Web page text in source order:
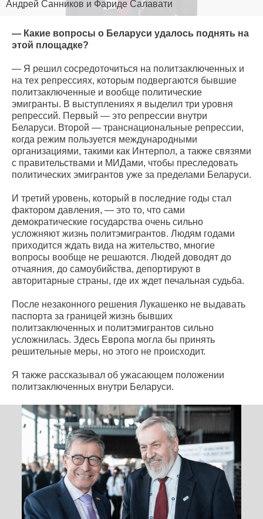
Андрей Санников и Фариде Салавати
— Какие вопросы о Беларуси удалось поднять на
этой площадке?
— Я решил сосредоточиться на политзаключенных и
на тех репрессиях, которым подвергаются бывшие
политзаключенные и вообще политические
эмигранты. В выступлениях я выделил три уровня
репрессий. Первый — это репрессии внутри
Беларуси. Второй — транснациональные репрессии,
когда режим пользуется международными
организациями, такими как Интерпол, а также связями
с правительствами и МИДами, чтобы преследовать
политических эмигрантов уже за пределами Беларуси.
И третий уровень, который в последние годы стал
фактором давления, — это то, что сами
демократические государства очень сильно
усложняют жизнь политэмигрантов. Людям годами
приходится ждать вида на жительство, многие
вопросы вообще не решаются. Людей доводят до
отчаяния, до самоубийства, депортируют в
авторитарные страны, где их ждет печальная судьба.
После незаконного решения Лукашенко не выдавать
паспорта за границей жизнь бывших
политзаключенных и политэмигрантов сильно
усложнилась. Здесь Европа могла бы принять
решительные меры, но этого не происходит.
Я также рассказывал об ужасающем положении
политзаключенных внутри Беларуси.